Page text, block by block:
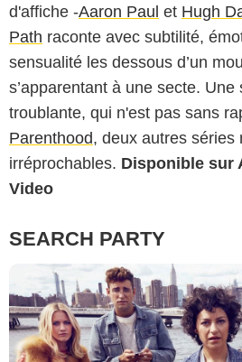
d'affiche -Aaron Paul et Hugh
Path raconte avec subtilité,
sensualité les dessous d’un
s’apparentant à une secte.
troublante, qui n'est pas sans
Parenthood, deux autres séries
irréprochables. Disponible sur
Video
SEARCH PARTY